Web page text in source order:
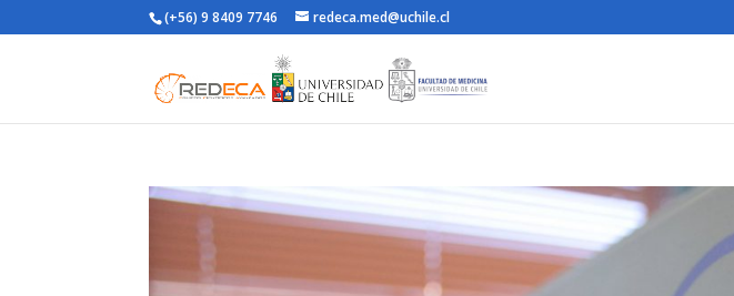
(+56) 9 8409 7746 redeca.med@uchile.cl